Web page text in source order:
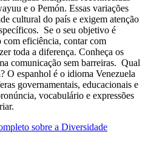
e o Pemón. Essas variações
cultural do país e exigem atenção
Se o seu objetivo é
com eficiência, contar com
toda a diferença. Conheça os
comunicação sem barreiras. Qual
O espanhol é o idioma Venezuela
governamentais, educacionais e
vocabulário e expressões